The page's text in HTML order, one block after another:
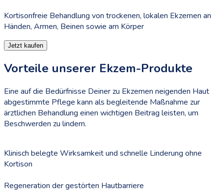
Kortisonfreie Behandlung von trockenen, lokalen Ekzemen an
Händen, Armen, Beinen sowie am Körper
Jetzt kaufen
Vorteile unserer Ekzem-Produkte
Eine auf die Bedürfnisse Deiner zu Ekzemen neigenden Haut
abgestimmte Pflege kann als begleitende Maßnahme zur
ärztlichen Behandlung einen wichtigen Beitrag leisten, um
Beschwerden zu lindern.
Klinisch belegte Wirksamkeit und schnelle Linderung ohne
Kortison
Regeneration der gestörten Hautbarriere